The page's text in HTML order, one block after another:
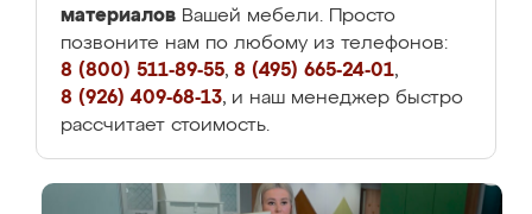
материалов Вашей мебели. Просто
позвоните нам по любому из телефонов:
8 (800) 511-89-55, 8 (495) 665-24-01,
8 (926) 409-68-13, и наш менеджер быстро
рассчитает стоимость.